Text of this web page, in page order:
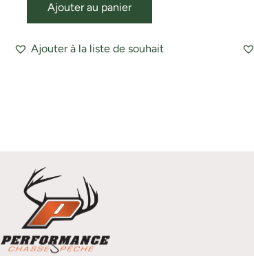
Ajouter au panier
Ajouter à la liste de souhait